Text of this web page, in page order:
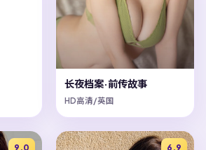
长夜档案·前传故事
HD高清/英国
9.0 6.9